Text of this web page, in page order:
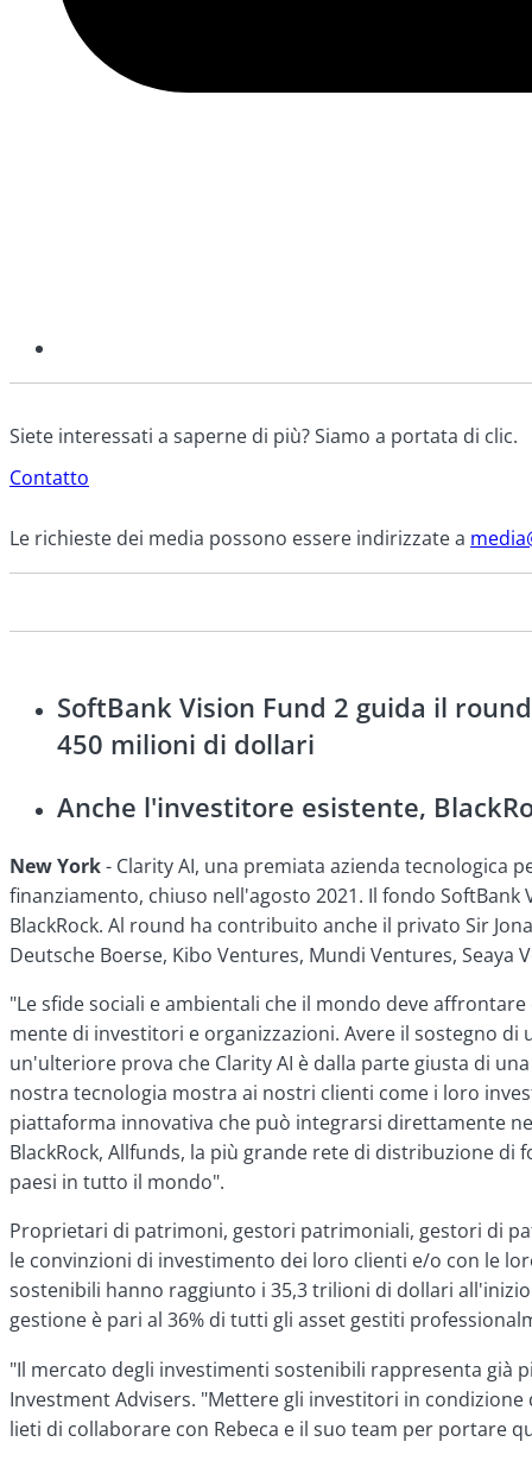
Siete interessati a saperne di più? Siamo a portata di clic.
Contatto
Le richieste dei media possono essere indirizzate a
SoftBank Vision Fund 2 guida il
450 milioni di dollari
Anche l'investitore esistente,
New York- Clarity AI, una premiata azienda tecnologica
finanziamento, chiuso nell'agosto 2021. Il fondo
BlackRock. Al round ha contribuito anche il privato Sir
Deutsche Boerse, Kibo Ventures, Mundi Ventures, Seaya
"Le sfide sociali e ambientali che il mondo deve
mente di investitori e organizzazioni. Avere il sostegno
un'ulteriore prova che Clarity AI è dalla parte giusta di
nostra tecnologia mostra ai nostri clienti come i loro
piattaforma innovativa che può integrarsi direttamente
BlackRock, Allfunds, la più grande rete di distribuzione di
paesi in tutto il mondo".
Proprietari di patrimoni, gestori patrimoniali, gestori di
le convinzioni di investimento dei loro clienti e/o con le
sostenibili hanno raggiunto i 35,3 trilioni di dollari
gestione è pari al 36% di tutti gli asset gestiti
"Il mercato degli investimenti sostenibili rappresenta già
Investment Advisers. "Mettere gli investitori in
lieti di collaborare con Rebeca e il suo team per portare